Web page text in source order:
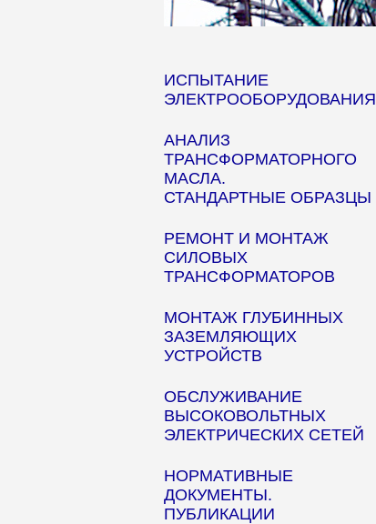
ИСПЫТАНИЕ
ЭЛЕКТРООБОРУДОВАНИЯ
АНАЛИЗ
ТРАНСФОРМАТОРНОГО
МАСЛА.
СТАНДАРТНЫЕ ОБРАЗЦЫ
РЕМОНТ И МОНТАЖ
СИЛОВЫХ
ТРАНСФОРМАТОРОВ
МОНТАЖ ГЛУБИННЫХ
ЗАЗЕМЛЯЮЩИХ
УСТРОЙСТВ
ОБСЛУЖИВАНИЕ
ВЫСОКОВОЛЬТНЫХ
ЭЛЕКТРИЧЕСКИХ СЕТЕЙ
НОРМАТИВНЫЕ
ДОКУМЕНТЫ.
ПУБЛИКАЦИИ